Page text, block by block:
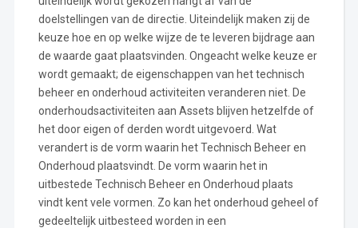
doelstellingen van de directie. Uiteindelijk maken zij de
keuze hoe en op welke wijze de te leveren bijdrage aan
de waarde gaat plaatsvinden. Ongeacht welke keuze er
wordt gemaakt; de eigenschappen van het technisch
beheer en onderhoud activiteiten veranderen niet. De
onderhoudsactiviteiten aan Assets blijven hetzelfde of
het door eigen of derden wordt uitgevoerd. Wat
verandert is de vorm waarin het Technisch Beheer en
Onderhoud plaatsvindt. De vorm waarin het in
uitbestede Technisch Beheer en Onderhoud plaats
vindt kent vele vormen. Zo kan het onderhoud geheel of
gedeeltelijk uitbesteed worden in een